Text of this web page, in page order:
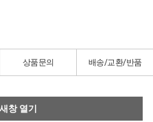
상품문의 배송/교환/반품
창 열기